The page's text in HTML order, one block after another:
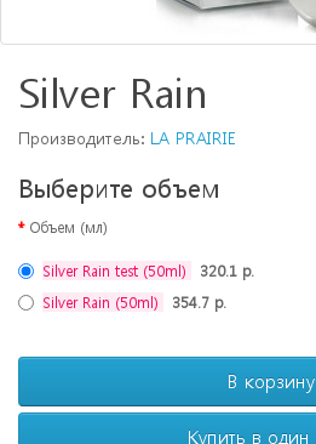
Silver Rain
Производитель: LA PRAIRIE
Выберите объем
Объем (мл)
Silver Rain test (50ml)
320.1 р.
Silver Rain (50ml)
354.7 р.
В корзину